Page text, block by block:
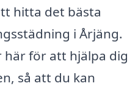
hitta det bästa
i Årjäng.
för att hjälpa dig
så att du kan